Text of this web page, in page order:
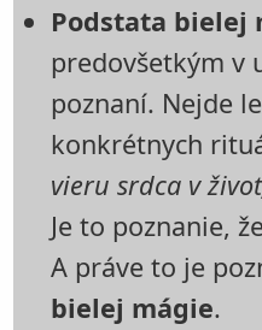
Podstata bielej
predovšetkým v
poznaní. Nejde
konkrétnych
vieru srdca v
Je to poznanie,
A práve to je
bielej mágie.